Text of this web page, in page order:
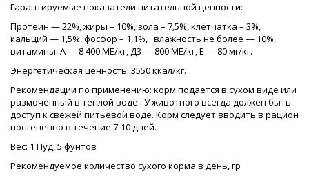
Гарантируемые показатели питательной ценности:
Протеин — 22%, жиры – 10%, зола – 7,5%, клетчатка – 3%,
кальций — 1,5%, фосфор – 1,1%, влажность не более — 10%,
витамины: А — 8 400 МЕ/кг, Д3 — 800 МЕ/кг, Е — 80 мг/кг.
Энергетическая ценность: 3550 ккал/кг.
Рекомендации по применению: корм подается в сухом виде или
размоченный в теплой воде. У животного всегда должен быть
доступ к свежей питьевой воде. Корм следует вводить в рацион
постепенно в течение 7-10 дней.
Вес: 1 Пуд, 5 фунтов
Рекомендуемое количество сухого корма в день, гр